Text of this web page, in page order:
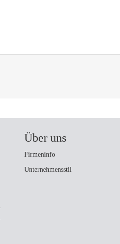
Über uns
Firmeninfo
Unternehmensstil